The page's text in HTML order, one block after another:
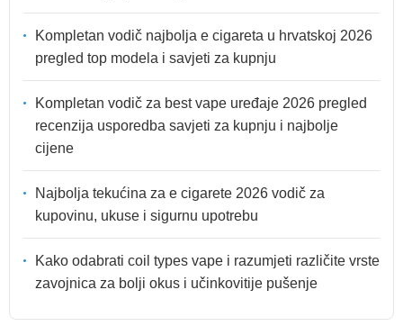
Kompletan vodič najbolja e cigareta u hrvatskoj 2026
pregled top modela i savjeti za kupnju
Kompletan vodič za best vape uređaje 2026 pregled
recenzija usporedba savjeti za kupnju i najbolje
cijene
Najbolja tekućina za e cigarete 2026 vodič za
kupovinu, ukuse i sigurnu upotrebu
Kako odabrati coil types vape i razumjeti različite vrste
zavojnica za bolji okus i učinkovitije pušenje